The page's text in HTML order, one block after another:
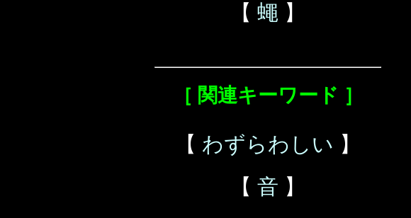
【 蠅 】
［ 関連キーワード ］
【 わずらわしい 】
【 音 】